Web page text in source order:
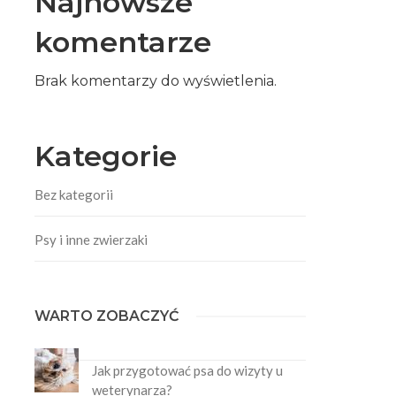
komentarze
Brak komentarzy do wyświetlenia.
Kategorie
Bez kategorii
Psy i inne zwierzaki
WARTO ZOBACZYĆ
Jak przygotować psa do wizyty u
weterynarza?